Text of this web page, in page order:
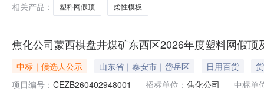
相关产品：
塑料网假顶 柔性模板
焦化公司蒙西棋盘井煤矿东西区2026年度塑料网假
中标｜候选人公示 山东省｜泰安市｜岱岳区 日用百货
项目编号： CEZB260402948001 招标单位： 焦化公司
中标单